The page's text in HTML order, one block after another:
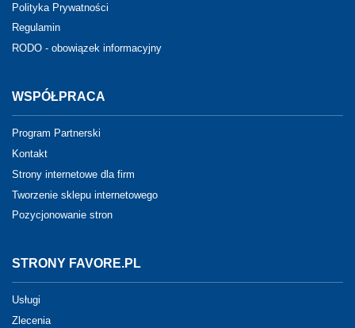
Polityka Prywatności
Regulamin
RODO - obowiązek informacyjny
WSPÓŁPRACA
Program Partnerski
Kontakt
Strony internetowe dla firm
Tworzenie sklepu internetowego
Pozycjonowanie stron
STRONY FAVORE.PL
Usługi
Zlecenia